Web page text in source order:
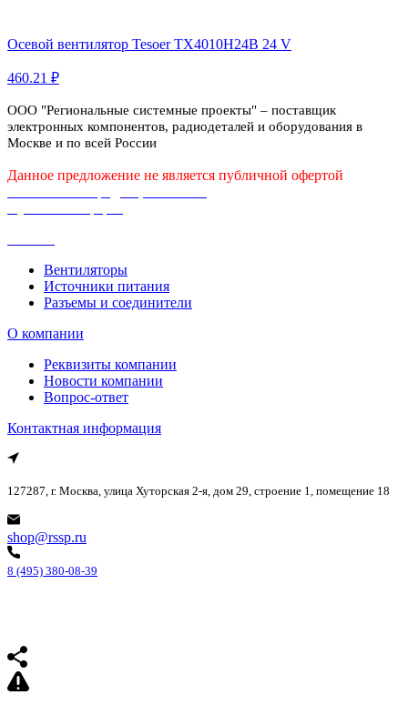
Осевой вентилятор Tesoer TX4010H24B 24 V
460.21 ₽
ООО "Региональные системные проекты" – поставщик
электронных компонентов, радиодеталей и оборудования в
Москве и по всей России
Данное предложение не является публичной офертой
Вентиляторы
Источники питания
Разъемы и соединители
О компании
Реквизиты компании
Новости компании
Вопрос-ответ
Контактная информация
127287, г. Москва, улица Хуторская 2-я, дом 29, строение 1, помещение 18
shop@rssp.ru
8 (495) 380-08-39